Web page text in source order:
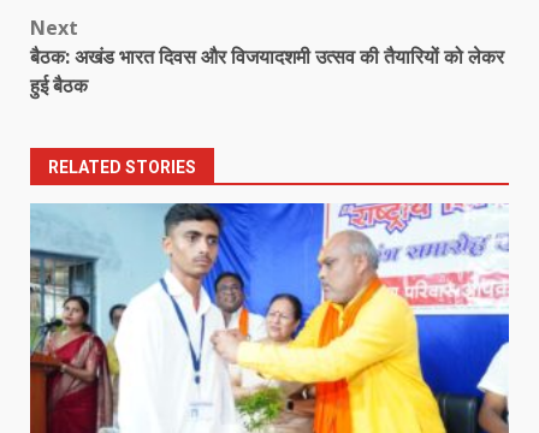
Next
बैठक: अखंड भारत दिवस और विजयादशमी उत्सव की तैयारियों को लेकर
हुई बैठक
RELATED STORIES